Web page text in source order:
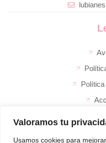
Valoramos tu
Usamos cookies para
La empresa